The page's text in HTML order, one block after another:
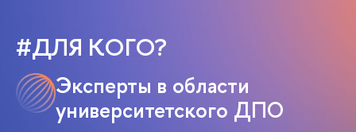
#ДЛЯ КОГО?
Эксперты в области
университетского ДПО